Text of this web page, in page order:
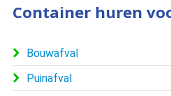
Container huren
Bouwafval
Puinafval